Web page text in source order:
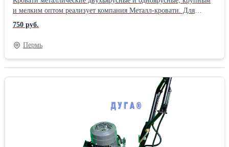
и мелким оптом реализует компания Металл-кровати. Для
пансионатов, турбаз, домов отдыха, больниц, санаториев,
интернатов, детских лагерей, учебных заведений, бюджетных
гостиниц, общежитий студентов, рабочих, строителей,
ремонтных бригад, (вагончиков, времянок, бытовок), военных
казарм (армейские кровати). - кровати металлические
прочность, легкость в транспортировке, соответствие
гигиеническим нормам делает нашу продукцию наиболее
привлекательной. Также реализуем: - столы ЛДСП на
металлическом каркасе; - столы школьные; - тумбы
750 руб.
Пермь